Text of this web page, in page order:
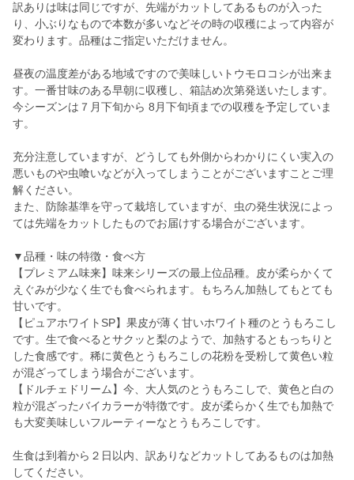
訳ありは味は同じですが、先端がカットしてあるものが入った
り、小ぶりなもので本数が多いなどその時の収穫によって内容が
変わります。品種はご指定いただけません。
昼夜の温度差がある地域ですので美味しいトウモロコシが出来ま
す。一番甘味のある早朝に収穫し、箱詰め次第発送いたします。
今シーズンは７月下旬から 8月下旬頃までの収穫を予定していま
す。
充分注意していますが、どうしても外側からわかりにくい実入の
悪いものや虫喰いなどが入ってしまうことがございますことご理
解ください。
また、防除基準を守って栽培していますが、虫の発生状況によっ
ては先端をカットしたものでお届けする場合がございます。
▼品種・味の特徴・食べ方
【プレミアム味来】味来シリーズの最上位品種。皮が柔らかくて
えぐみが少なく生でも食べられます。もちろん加熱してもとても
甘いです。
【ピュアホワイトSP】果皮が薄く甘いホワイト種のとうもろこし
です。生で食べるとサクッと梨のようで、加熱するともっちりと
した食感です。稀に黄色とうもろこしの花粉を受粉して黄色い粒
が混ざってしまう場合がございます。
【ドルチェドリーム】今、大人気のとうもろこしで、黄色と白の
粒が混ざったバイカラーが特徴です。皮が柔らかく生でも加熱で
も大変美味しいフルーティーなとうもろこしです。
生食は到着から２日以内、訳ありなどカットしてあるものは加熱
してください。